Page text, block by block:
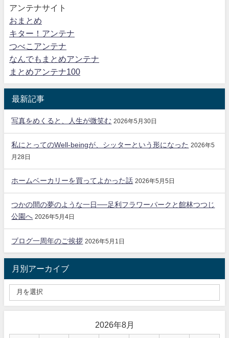
アンテナサイト
おまとめ
キター！アンテナ
つべこアンテナ
なんでもまとめアンテナ
まとめアンテナ100
最新記事
写真をめくると、人生が微笑む 2026年5月30日
私にとってのWell-beingが、シッターという形になった 2026年5
月28日
ホームベーカリーを買ってよかった話 2026年5月5日
つかの間の夢のような一日──足利フラワーパークと館林つつじ
公園へ 2026年5月4日
ブログ一周年のご挨拶 2026年5月1日
月別アーカイブ
2026年8月